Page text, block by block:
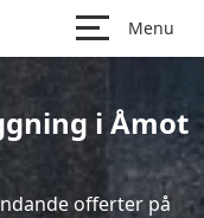
Menu
i Åmot
offerter på